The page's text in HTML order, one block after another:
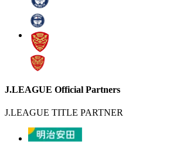
J.LEAGUE Official Partners
J.LEAGUE TITLE PARTNER